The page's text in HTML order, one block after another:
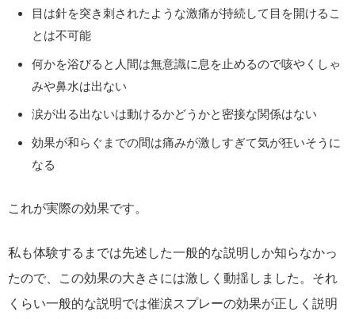
目は針を突き刺されたような激痛が持続して目を開けるこ
とは不可能
何かを浴びると人間は無意識に息を止めるので咳やくしゃ
みや鼻水は出ない
涙が出る出ないは動けるかどうかと密接な関係はない
効果が和らぐまでの間は痛みが激しすぎて気が狂いそうに
なる
これが実際の効果です。
私も体験するまでは先述した一般的な説明しか知らなかっ
たので、この効果の大きさには激しく動揺しました。それ
くらい一般的な説明では催涙スプレーの効果が正しく説明